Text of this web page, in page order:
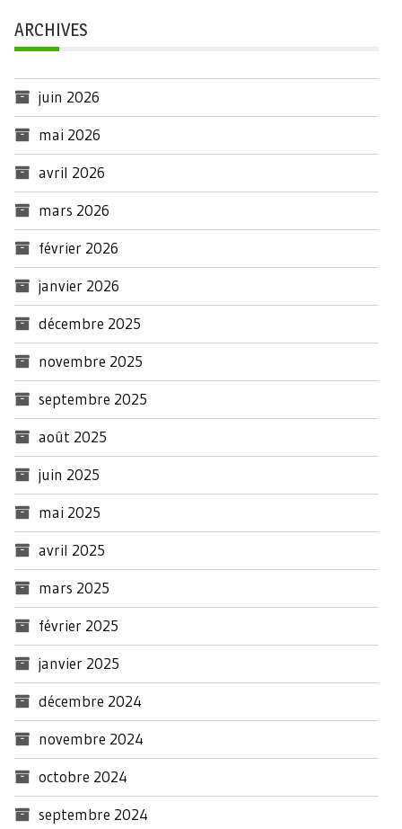
ARCHIVES
juin 2026
mai 2026
avril 2026
mars 2026
février 2026
janvier 2026
décembre 2025
novembre 2025
septembre 2025
août 2025
juin 2025
mai 2025
avril 2025
mars 2025
février 2025
janvier 2025
décembre 2024
novembre 2024
octobre 2024
septembre 2024